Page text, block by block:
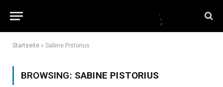
Startseite » Sabine Pistorius
BROWSING: SABINE PISTORIUS